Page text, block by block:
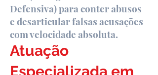
Defensiva) para conter abusos
e desarticular falsas acusações
com velocidade absoluta.
Atuação
Especializada em